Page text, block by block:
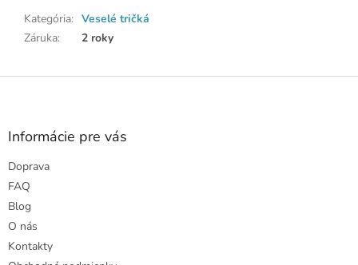
Kategória: Veselé tričká
Záruka: 2 roky
Z
Informácie pre vás
Doprava
FAQ
Blog
O nás
Kontakty